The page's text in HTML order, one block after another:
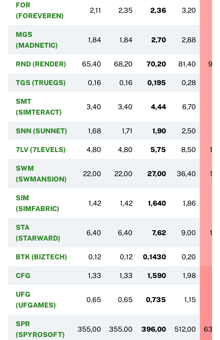
FOR
(FOREVEREN)
2,11 2,35 2,36 3,20
MGS
(MADNETIC)
1,84 1,84 2,70 2,88
RND (RENDER) 65,40 68,20 70,20 81,40
TGS (TRUEGS) 0,16 0,16 0,195 0,28
SMT
(SIMTERACT)
3,40 3,40 4,44 6,70
SNN (SUNNET) 1,68 1,71 1,90 2,50
7LV (7LEVELS) 4,80 4,80 5,75 8,50
SWM
(SWMANSION)
22,00 22,00 27,00 36,40
SIM
(SIMFABRIC)
1,42 1,42 1,640 1,86
STA
(STARWARD)
6,40 6,40 7,62 9,00
BTK (BIZTECH) 0,12 0,12 0,1430 0,20
CFG 1,33 1,33 1,590 1,98
UFG
(UFGAMES)
0,65 0,65 0,735 1,15
SPR
(SPYROSOFT)
355,00 355,00 396,00 512,00